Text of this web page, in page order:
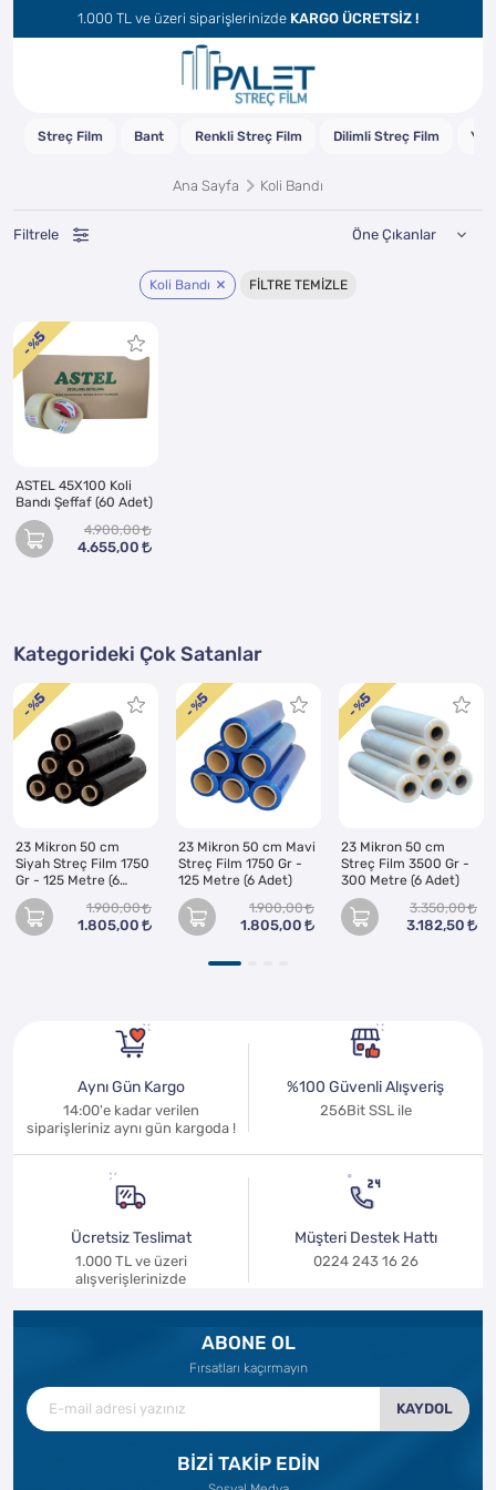
1.000 TL ve üzeri siparişlerinizde KARGO ÜCRETSİZ !
Streç Film Bant Renkli Streç Film Dilimli Streç Film
Ana Sayfa Koli Bandı
Filtrele
Koli Bandı FILTRE TEMIZLE
ASTEL 45X100 Koli
Bandı Şeffaf (60 Adet)
4.900,00
4.655,00
- %
5
Kategorideki Çok Satanlar
23 Mikron 50 cm
Siyah Streç Film 1750
Gr - 125 Metre (6
Adet)
1.900,00
1.805,00
- %
5
23 Mikron 50 cm Mavi
Streç Film 1750 Gr -
125 Metre (6 Adet)
1.900,00
1.805,00
- %
5
23 Mikron 50 cm
Streç Film 3500 Gr -
300 Metre (6 Adet)
3.350,00
3.182,50
- %
5
Aynı Gün Kargo
14:00'e kadar verilen
siparişleriniz aynı gün kargoda !
%100 Güvenli Alışveriş
256Bit SSL ile
Ücretsiz Teslimat
1.000 TL ve üzeri
alışverişlerinizde
Müşteri Destek Hattı
0224 243 16 26
ABONE OL
Fırsatları kaçırmayın
KAYDOL
BİZİ TAKİP EDİN